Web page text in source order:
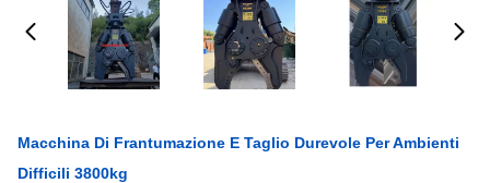
Macchina Di Frantumazione E Taglio Durevole Per Ambienti
Difficili 3800kg